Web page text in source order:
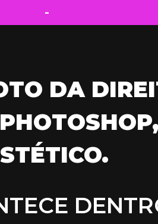
-
DA